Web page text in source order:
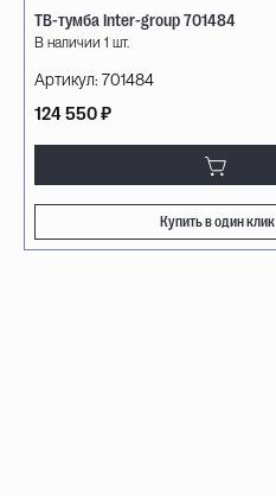
ТВ-тумба Inter-group 701484
В наличии 1 шт.
Артикул: 701484
124 550 ₽
Купить в один клик